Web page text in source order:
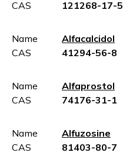
CAS
121268-17-5
Name
Alfacalcidol
CAS
41294-56-8
Name
Alfaprostol
CAS
74176-31-1
Name
Alfuzosine
CAS
81403-80-7